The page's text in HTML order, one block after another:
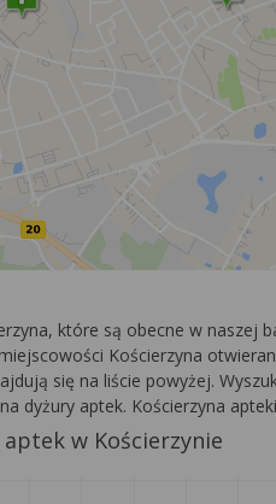
które są obecne w naszej
Kościerzyna
się na liście powyżej.
dyżury aptek. Kościerzyna
w Kościerzynie